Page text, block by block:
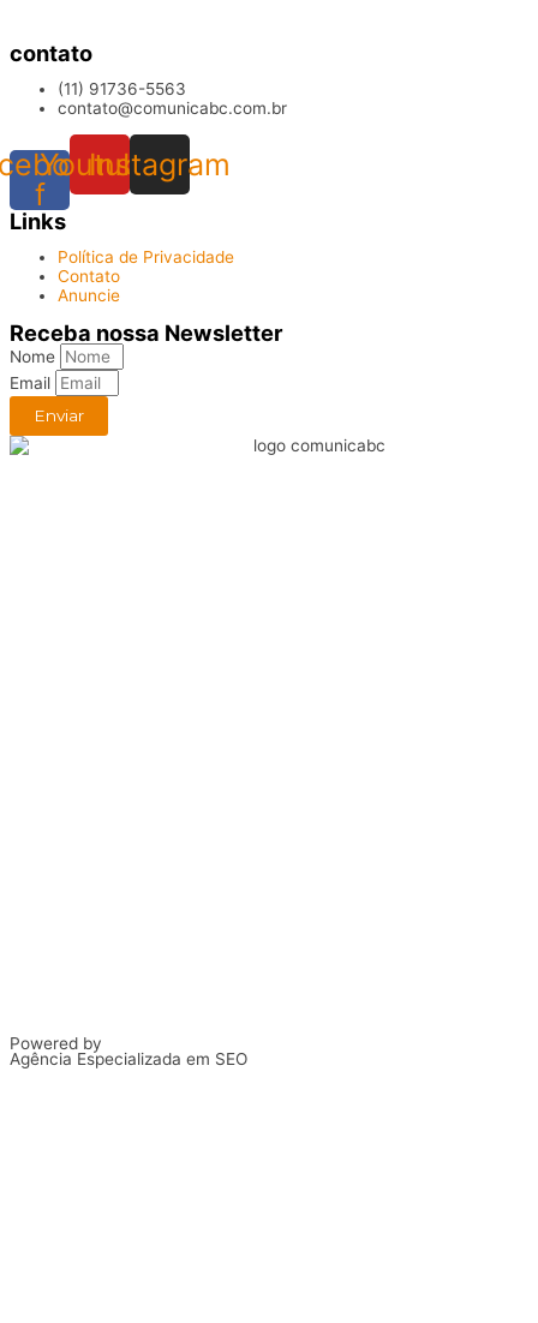
contato
(11) 91736-5563
contato@comunicabc.com.br
f
Youtube
Instagram
Links
Política de Privacidade
Contato
Anuncie
Receba nossa Newsletter
Nome
Email
Enviar
Powered by
Agência Especializada em SEO